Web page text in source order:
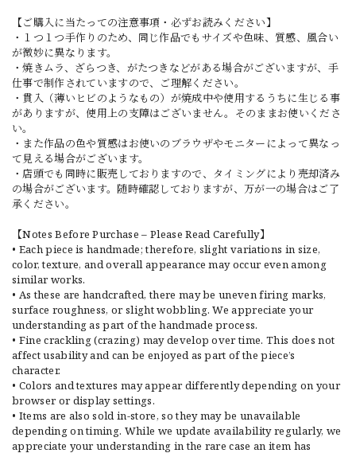
【ご購入に当たっての注意事項・必ずお読みください】
・１つ１つ手作りのため、同じ作品でもサイズや色味、質感、風合い
が微妙に異なります。
・焼きムラ、ざらつき、がたつきなどがある場合がございますが、手
仕事で制作されていますので、ご理解ください。
・貫入（薄いヒビのようなもの）が焼成中や使用するうちに生じる事
がありますが、使用上の支障はございません。そのままお使いくださ
い。
・また作品の色や質感はお使いのブラウザやモニターによって異なっ
て見える場合がございます。
・店頭でも同時に販売しておりますので、タイミングにより売却済み
の場合がございます。随時確認しておりますが、万が一の場合はご了
承ください。
【Notes Before Purchase – Please Read Carefully】
• Each piece is handmade; therefore, slight variations in size,
color, texture, and overall appearance may occur even among
similar works.
• As these are handcrafted, there may be uneven firing marks,
surface roughness, or slight wobbling. We appreciate your
understanding as part of the handmade process.
• Fine crackling (crazing) may develop over time. This does not
affect usability and can be enjoyed as part of the piece’s
character.
• Colors and textures may appear differently depending on your
browser or display settings.
• Items are also sold in-store, so they may be unavailable
depending on timing. While we update availability regularly, we
appreciate your understanding in the rare case an item has